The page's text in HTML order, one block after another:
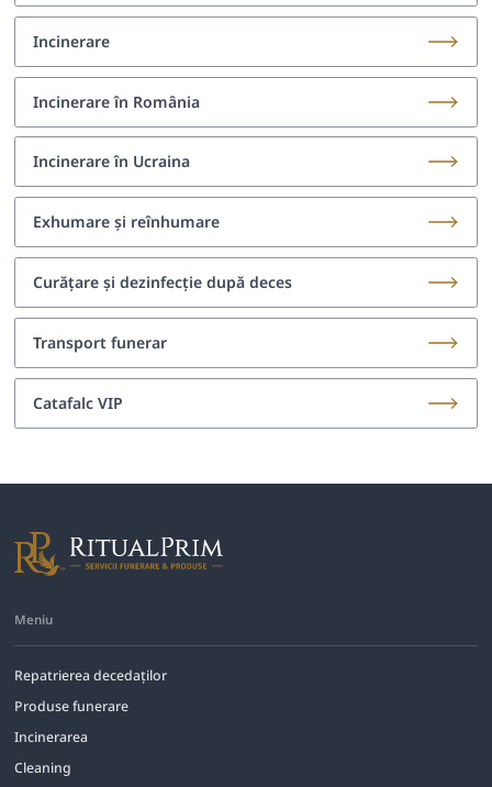
Incinerare
Incinerare în România
Incinerare în Ucraina
Exhumare și reînhumare
Curățare și dezinfecție după deces
Transport funerar
Catafalc VIP
Meniu
Repatrierea decedaților
Produse funerare
Incinerarea
Cleaning